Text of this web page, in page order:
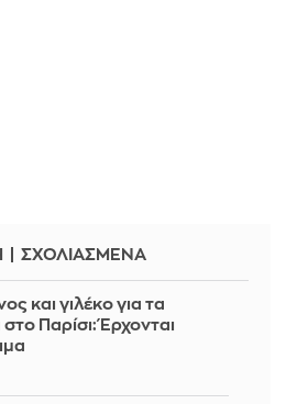
ΣΧΟΛΙΑΣΜΕΝΑ
και γιλέκο για τα
στο Παρίσι: Έρχονται